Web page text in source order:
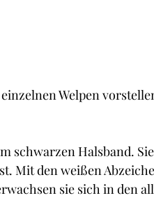
Welpen
schwarzen Halsband.
Mit den weißen
sie sich in den